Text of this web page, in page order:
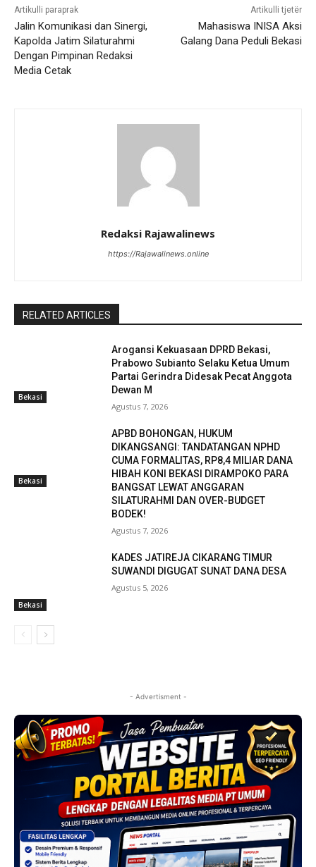
Artikulli paraprak
Jalin Komunikasi dan Sinergi,
Kapolda Jatim Silaturahmi
Dengan Pimpinan Redaksi
Media Cetak
Artikulli tjetër
Mahasiswa INISA Aksi
Galang Dana Peduli Bekasi
Redaksi Rajawalinews
https://Rajawalinews.online
RELATED ARTICLES
Bekasi
Arogansi Kekuasaan DPRD Bekasi,
Prabowo Subianto Selaku Ketua Umum
Partai Gerindra Didesak Pecat Anggota
Dewan M
Agustus 7, 2026
Bekasi
APBD BOHONGAN, HUKUM
DIKANGSANGI: TANDATANGAN NPHD
CUMA FORMALITAS, RP8,4 MILIAR DANA
HIBAH KONI BEKASI DIRAMPOKO PARA
BANGSAT LEWAT ANGGARAN
SILATURAHMI DAN OVER-BUDGET
BODEK!
Agustus 7, 2026
Bekasi
KADES JATIREJA CIKARANG TIMUR
SUWANDI DIGUGAT SUNAT DANA DESA
Agustus 5, 2026
- Advertisment -